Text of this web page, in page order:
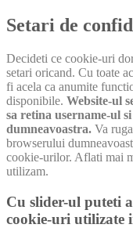
Setari de
Decideti ce cookie-uri
setari oricand. Cu toate
fi acela ca anumite
disponibile. Website-ul
sa retina username-ul
dumneavoastra. Va
browserului
cookie-urilor. Aflati mai
utilizam.
Cu slider-ul puteti
cookie-uri utilizate